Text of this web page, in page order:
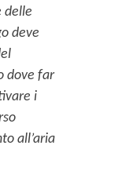
delle
deve
dove far
i
all’aria